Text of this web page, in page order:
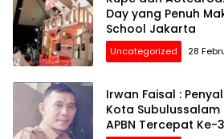
Day yang Penuh
School Jakarta
Uncategorized 28
Irwan Faisal :
Kota Subulussalam
APBN Tercepat Ke-